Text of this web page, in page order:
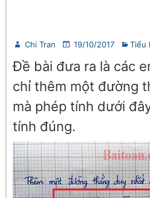
Chi Tran 19/10/2017 Tiểu
Đề bài đưa ra là các
chỉ thêm một đường
mà phép tính dưới
tính đúng.